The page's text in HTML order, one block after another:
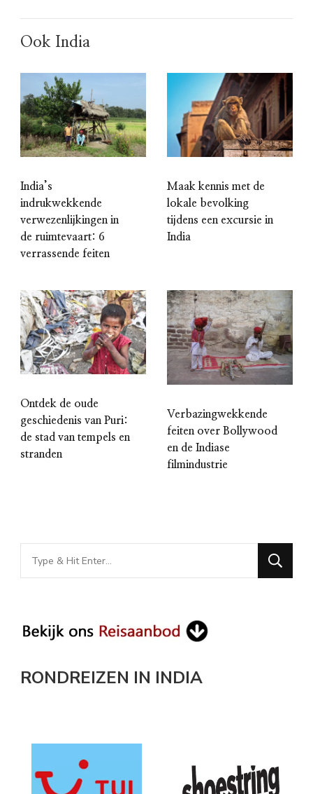
Ook India
India’s
indrukwekkende
verwezenlijkingen in
de ruimtevaart: 6
verrassende feiten
Maak kennis met de
lokale bevolking
tijdens een excursie in
India
Ontdek de oude
geschiedenis van Puri:
de stad van tempels en
stranden
Verbazingwekkende
feiten over Bollywood
en de Indiase
filmindustrie
Looking
for
RONDREIZEN IN INDIA